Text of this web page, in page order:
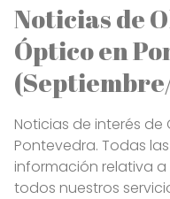
Noticias de
Óptico en
Noticias de interés
Pontevedra. Todas
información relativa
todos nuestros